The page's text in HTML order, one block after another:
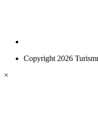
Copyright 2026
×